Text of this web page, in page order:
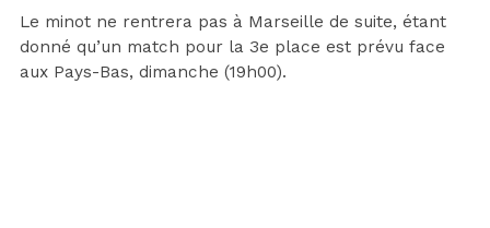
Le minot ne rentrera pas à Marseille de suite, étant
donné qu’un match pour la 3e place est prévu face
aux Pays-Bas, dimanche (19h00).